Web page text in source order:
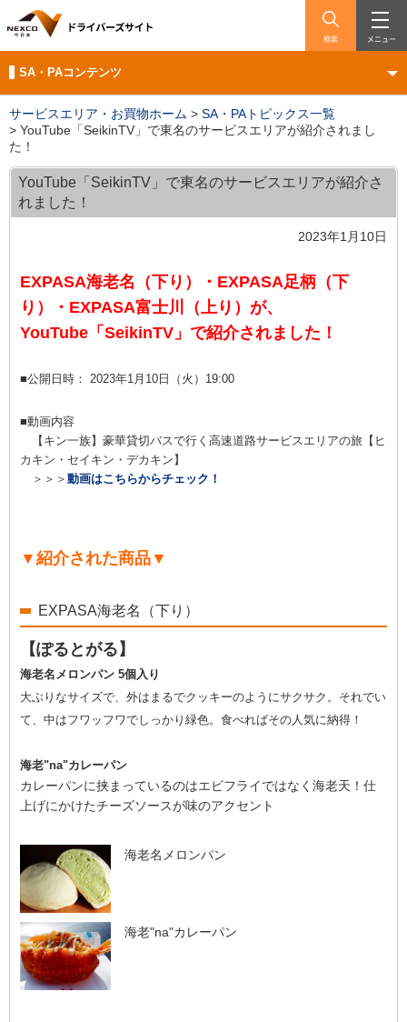
検索 メニュー
SA・PAコンテンツ
サービスエリア・お買物ホーム > SA・PAトピックス一覧
> YouTube「SeikinTV」で東名のサービスエリアが紹介されまし
た！
YouTube「SeikinTV」で東名のサービスエリアが紹介さ
れました！
2023年1月10日
EXPASA海老名（下り）・EXPASA足柄（下
り）・EXPASA富士川（上り）が、
YouTube「SeikinTV」で紹介されました！
■公開日時： 2023年1月10日（火）19:00
■動画内容
【キン一族】豪華貸切バスで行く高速道路サービスエリアの旅【ヒ
カキン・セイキン・デカキン】
＞＞＞ 動画はこちらからチェック！
▼紹介された商品▼
EXPASA海老名（下り）
【ぽるとがる】
海老名メロンパン 5個入り
大ぶりなサイズで、外はまるでクッキーのようにサクサク。それでい
て、中はフワッフワでしっかり緑色。食べればその人気に納得！
海老"na"カレーパン
カレーパンに挟まっているのはエビフライではなく海老天！仕
上げにかけたチーズソースが味のアクセント
海老名メロンパン
海老"na"カレーパン